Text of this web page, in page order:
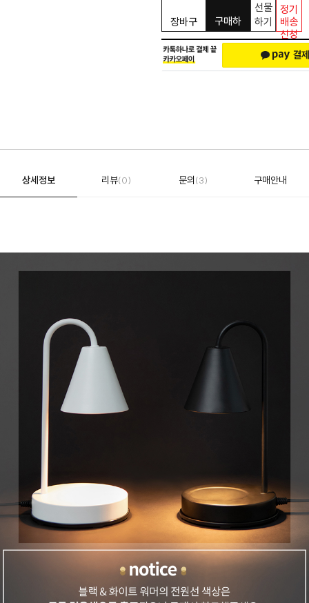
장바구
니
구매하
선물
하기
정기
배송
신청
상세정보 리뷰(0) 문의(3) 구매안내